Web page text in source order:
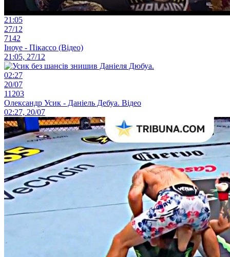
21:05
27/12
7142
Іноуе - Пікассо (Відео)
21:05, 27/12
02:27
20/07
11203
Олександр Усик - Даніель Дебуа. Відео
02:27, 20/07